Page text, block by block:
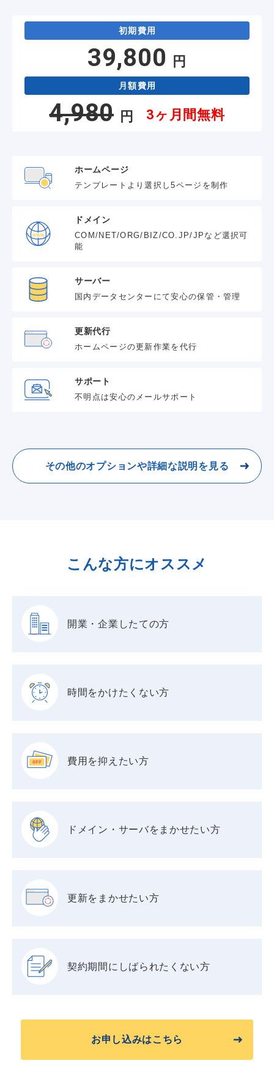
初期費用
39,800 円
月額費用
4,980 円 3ヶ月間無料
ホームページ
テンプレートより選択し5ページを制作
ドメイン
COM/NET/ORG/BIZ/CO.JP/JPなど選択可
能
サーバー
国内データセンターにて安心の保管・管理
更新代行
ホームページの更新作業を代行
サポート
不明点は安心のメールサポート
その他のオプションや詳細な説明を見る
こんな方にオススメ
開業・企業したての方
時間をかけたくない方
費用を抑えたい方
ドメイン・サーバを まかせたい方
更新をまかせたい方
契約期間に しばられたくない方
お申し込みはこちら